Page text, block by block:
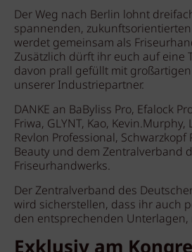
Der Weg nach Berlin lohnt
spannenden,
werdet gemeinsam als
Zusätzlich dürft ihr euch auf eine
davon prall gefüllt mit
unserer Industriepartner.
DANKE an BaByliss Pro, Efalock
Friwa, GLYNT, Kao,
Revlon Professional, Schwarzkopf
Beauty und dem Zentralverband
Friseurhandwerks.
Der Zentralverband des
wird sicherstellen, dass ihr auch
den entsprechenden